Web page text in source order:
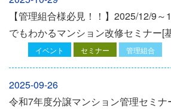
【管理組合様必見！！】2025/12/9
でもわかるマンション改修セミナー[
イベント セミナー 管理組合
2025-09-26
令和7年度分譲マンション管理セミ